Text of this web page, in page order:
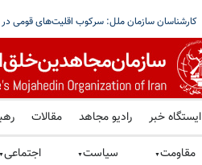
تعطیلی یکی از بزرگ‌ترین مدارس ایرانی خارج از
ایستگاه خبر رادیو مجاهد مقالات
مقاومت▼ سیاست▼ اجتماعی▼